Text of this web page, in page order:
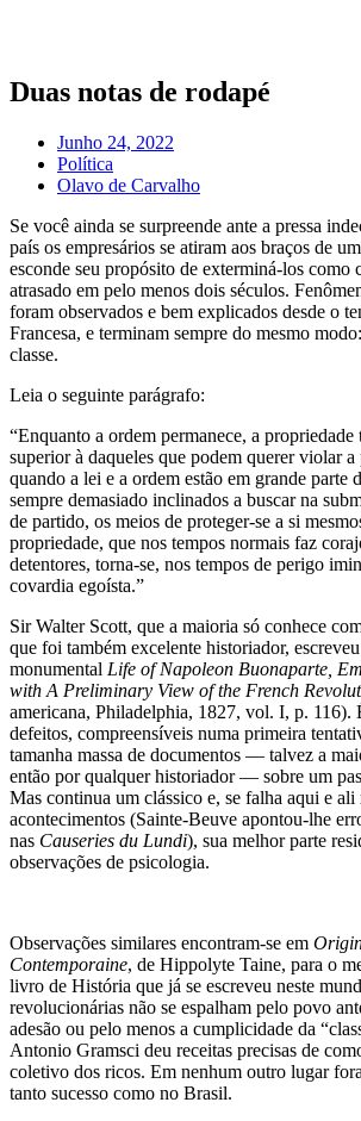
conteúdo
Duas notas de rodapé
Junho 24, 2022
Política
Olavo de Carvalho
Se você ainda se surpreende ante a pressa
país os empresários se atiram aos braços de
esconde seu propósito de exterminá-los como
atrasado em pelo menos dois séculos.
foram observados e bem explicados desde o
Francesa, e terminam sempre do mesmo
classe.
Leia o seguinte parágrafo:
“Enquanto a ordem permanece, a
superior à daqueles que podem querer violar a
quando a lei e a ordem estão em grande parte
sempre demasiado inclinados a buscar na
de partido, os meios de proteger-se a si
propriedade, que nos tempos normais faz
detentores, torna-se, nos tempos de perigo
covardia egoísta.”
Sir Walter Scott, que a maioria só conhece
que foi também excelente historiador,
monumental Life of Napoleon Buonaparte,
with A Preliminary View of the French
americana, Philadelphia, 1827, vol. I, p. 116).
defeitos, compreensíveis numa primeira
tamanha massa de documentos — talvez a
então por qualquer historiador — sobre um
Mas continua um clássico e, se falha aqui e
acontecimentos (Sainte-Beuve apontou-lhe
nas Causeries du Lundi), sua melhor parte
observações de psicologia.
Observações similares encontram-se em
Contemporaine, de Hippolyte Taine, para o
livro de História que já se escreveu neste
revolucionárias não se espalham pelo povo
adesão ou pelo menos a cumplicidade da
Antonio Gramsci deu receitas precisas de
coletivo dos ricos. Em nenhum outro lugar
tanto sucesso como no Brasil.